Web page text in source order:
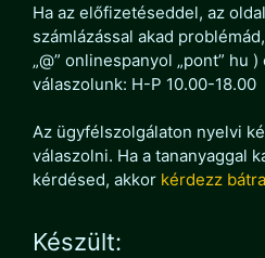
Ha az előfizetéseddel, az
számlázással akad
„@” onlinespanyol „pont” hu
válaszolunk: H-P 10.00-18.00
Az ügyfélszolgálaton nyelvi
válaszolni. Ha a tananyaggal
kérdésed, akkor kérdezz
Készült: